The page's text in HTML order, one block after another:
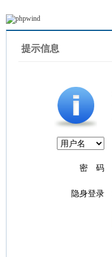
提示信息
密 码
隐身登录